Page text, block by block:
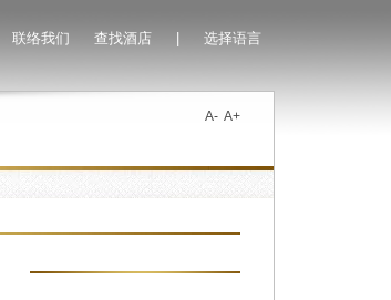
联络我们 查找酒店 选择语言
A+
A-